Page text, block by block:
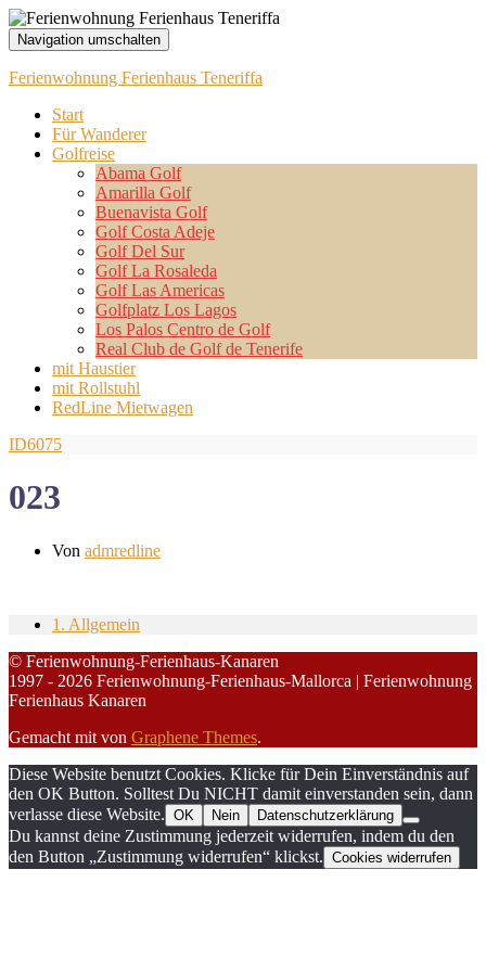
Navigation umschalten
Ferienwohnung Ferienhaus Teneriffa
Start
Für Wanderer
Golfreise
Abama Golf
Amarilla Golf
Buenavista Golf
Golf Costa Adeje
Golf Del Sur
Golf La Rosaleda
Golf Las Americas
Golfplatz Los Lagos
Los Palos Centro de Golf
Real Club de Golf de Tenerife
mit Haustier
mit Rollstuhl
RedLine Mietwagen
ID6075
023
Von admredline
1. Allgemein
© Ferienwohnung-Ferienhaus-Kanaren
1997 - 2026 Ferienwohnung-Ferienhaus-Mallorca | Ferienwohnung
Ferienhaus Kanaren
Gemacht mit von Graphene Themes.
Diese Website benutzt Cookies. Klicke für Dein Einverständnis auf
den OK Button. Solltest Du NICHT damit einverstanden sein, dann
verlasse diese Website. OK Nein Datenschutzerklärung
Du kannst deine Zustimmung jederzeit widerrufen, indem du den
den Button „Zustimmung widerrufen“ klickst. Cookies widerrufen